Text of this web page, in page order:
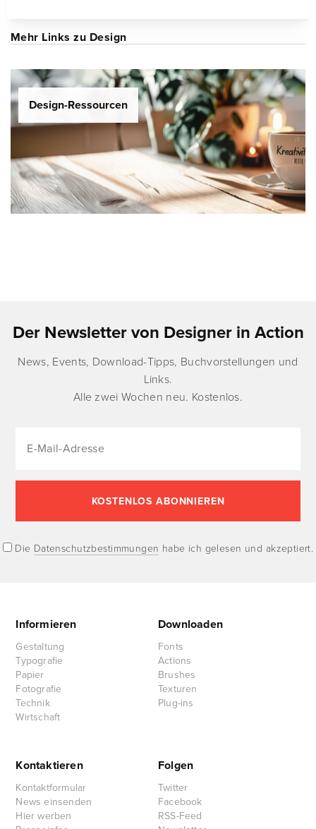
Mehr Links zu Design
Design-Ressourcen
Der Newsletter von Designer in Action
News, Events, Download-Tipps, Buchvorstellungen und
Links.
Alle zwei Wochen neu. Kostenlos.
Die Datenschutzbestimmungen habe ich gelesen und akzeptiert.
Informieren
Gestaltung
Typografie
Papier
Fotografie
Technik
Wirtschaft
Downloaden
Fonts
Actions
Brushes
Texturen
Plug-ins
Kontaktieren
Kontaktformular
News einsenden
Hier werben
Folgen
Twitter
Facebook
RSS-Feed